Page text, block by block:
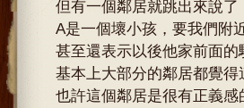
但有一個鄰居就跳出來說了
A是一個壞小孩，要我們附
甚至還表示以後他家前面的
基本上大部分的鄰居都覺
也許這個鄰居是很有正義感